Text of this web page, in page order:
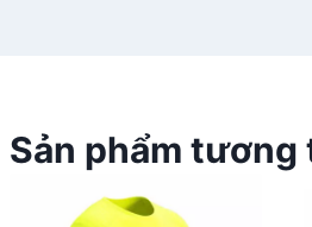
Sản phẩm tương